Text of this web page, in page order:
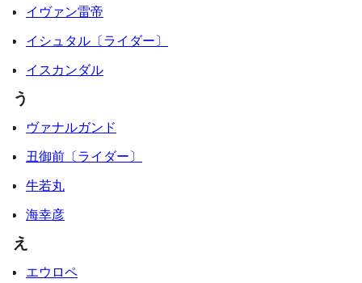
イヴァン雷帝
イシュタル〔ライダー〕
イスカンダル
う
ヴァナルガンド
丑御前〔ライダー〕
牛若丸
海幸彦
え
エウロペ